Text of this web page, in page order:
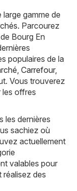
gamme de
. Parcourez
Bourg En
populaires de la
Carrefour,
Vous trouverez
les offres
les dernières
sachiez où
actuellement
valables pour
réalisez des